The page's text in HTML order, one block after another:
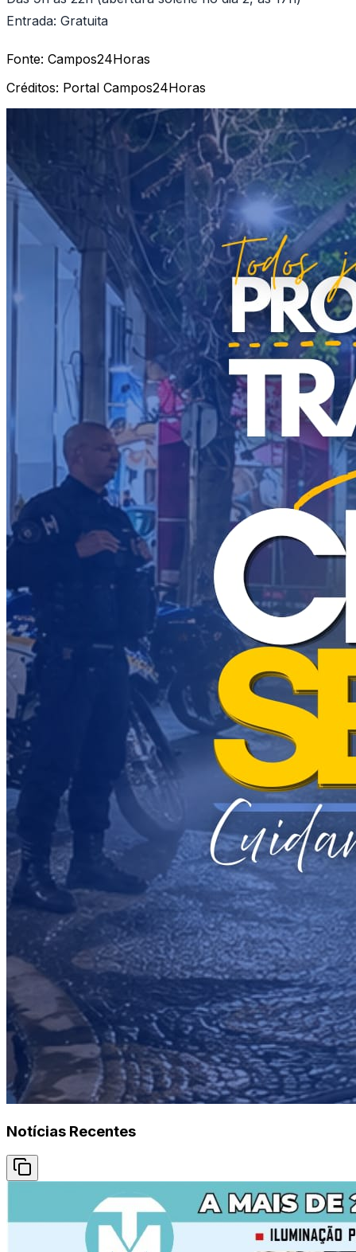
Entrada: Gratuita
Fonte: Campos24Horas
Créditos: Portal Campos24Horas
Notícias Recentes